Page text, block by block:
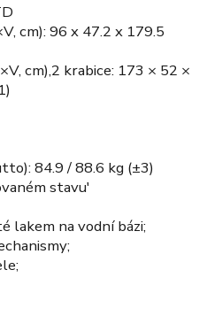
cm): 96 x 47.2 x 179.5
cm),2 krabice: 173 × 52 ×
84.9 / 88.6 kg (±3)
stavu'
lakem na vodní bázi;